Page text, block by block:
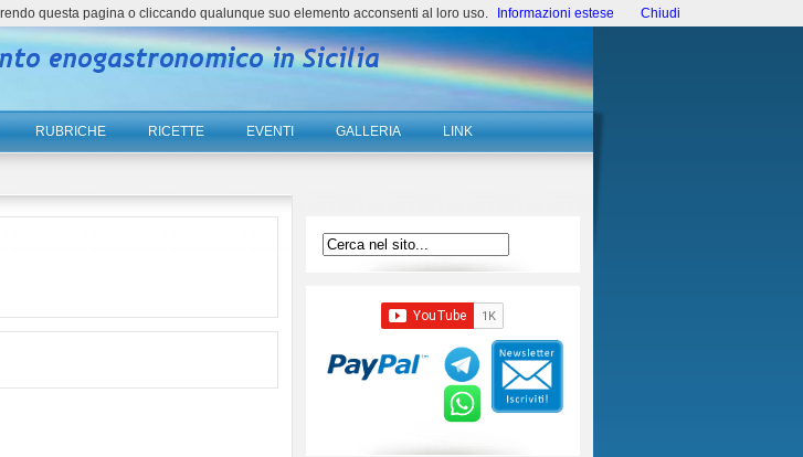
RUBRICHE RICETTE EVENTI GALLERIA LINK
questa pagina o cliccando qualunque suo elemento acconsenti al loro uso. Informazioni estese Chiudi